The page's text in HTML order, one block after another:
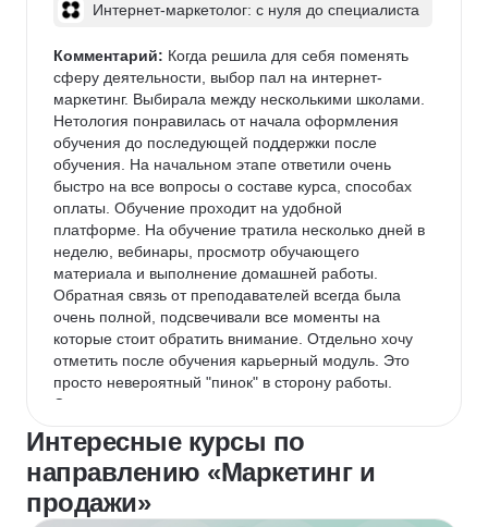
Интернет-маркетолог: с нуля до cпециалиста
Комментарий: Когда решила для себя поменять
сферу деятельности, выбор пал на интернет-
маркетинг. Выбирала между несколькими школами.
Нетология понравилась от начала оформления
обучения до последующей поддержки после
обучения. На начальном этапе ответили очень
быстро на все вопросы о составе курса, способах
оплаты. Обучение проходит на удобной
платформе. На обучение тратила несколько дней в
неделю, вебинары, просмотр обучающего
материала и выполнение домашней работы.
Обратная связь от преподавателей всегда была
очень полной, подсвечивали все моменты на
которые стоит обратить внимание. Отдельно хочу
отметить после обучения карьерный модуль. Это
просто невероятный "пинок" в сторону работы.
Спустя всего неделю, следуя рекомендациям, я
у всех закончивших курс есть доступ в просто
невероятное комьюнити. Тебя не бросают после
обучения. Здесь можно получить поддержку в
профессиональном плане. Очень благодарна
Интересные курсы по
направлению «Маркетинг и
продажи»